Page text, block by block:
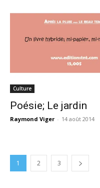
Culture
Poésie; Le jardin
Raymond Viger - 14 août 2014
1 2 3